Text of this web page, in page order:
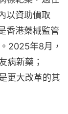
以資助價取
香港藥械監管
2025年8月，
病新藥；
更大改革的其